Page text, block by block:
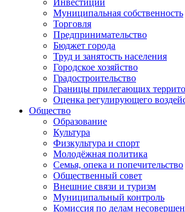
Инвестиции
Муниципальная собственность
Торговля
Предпринимательство
Бюджет города
Труд и занятость населения
Городское хозяйство
Градостроительство
Границы прилегающих
Оценка регулирующего
Общество
Образование
Культура
Физкультура и спорт
Молодёжная политика
Семья, опека и попечительство
Общественный совет
Внешние связи и туризм
Муниципальный контроль
Комиссия по делам